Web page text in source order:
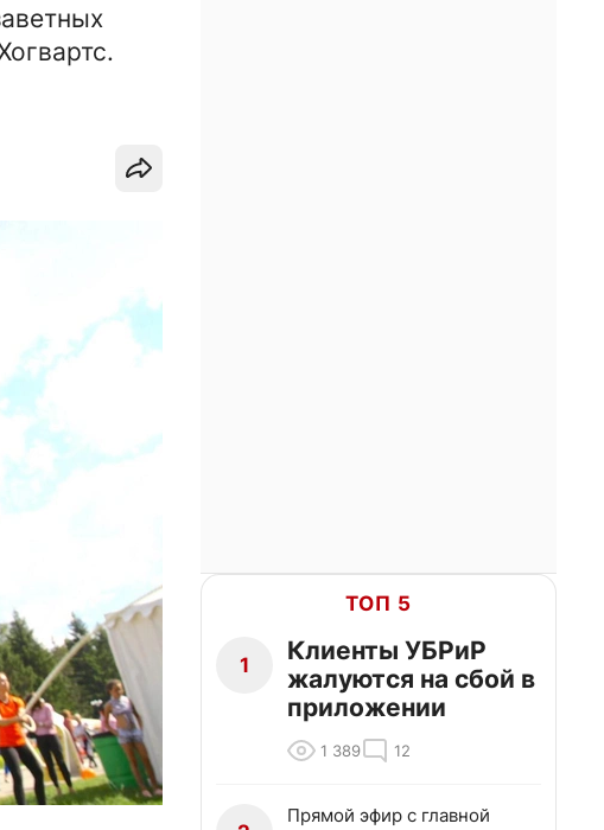
ТОП 5
1
Клиенты УБРиР
жалуются на сбой в
приложении
1 389 12
Прямой эфир с главной